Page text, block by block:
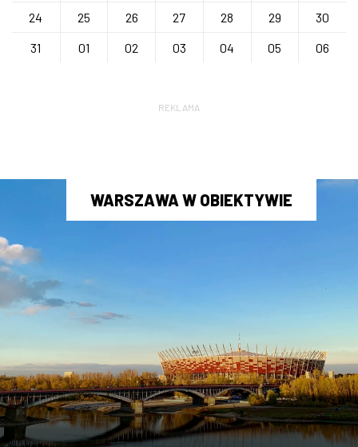
24
25 26 27 28 29
30
31
01 02 03 04 05 06
REKLAMA
WARSZAWA W OBIEKTYWIE